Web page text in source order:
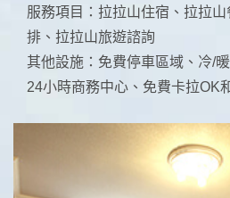
服務項目：拉拉山住宿、拉拉
排、拉拉山旅遊諮詢
其他設施：免費停車區域、冷/
24小時商務中心、免費卡拉OK